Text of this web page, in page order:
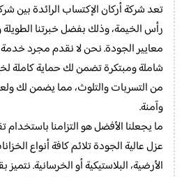
تعد شركة أركان الإكتساب الرائدة بين
رأس الخيمة، وذلك بفضل خبرتنا الطويلة
معايير الجودة. نحن لا نقدم مجرد خدمة
شاملة ومبتكرة تضمن لك حماية كاملة
من التسربات والتلوث، مما يضمن لك
وآمنة.
ما يجعلنا الأفضل هو التزامنا
عزل عالية الجودة تلائم كافة أنواع
الأرضية، البلاستيكية أو الخرسانية.